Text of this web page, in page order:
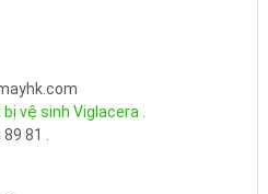
vệ sinh Viglacera
81 .